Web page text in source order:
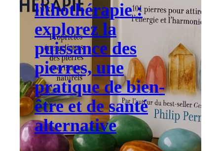
lithothérapie :
explorez la
puissance des
pierres, une
pratique de bien-
être et de santé
alternative